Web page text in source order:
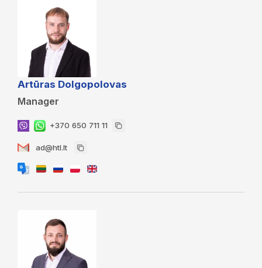
Artūras Dolgopolovas
Manager
+370 650 711 11
ad@htl.lt